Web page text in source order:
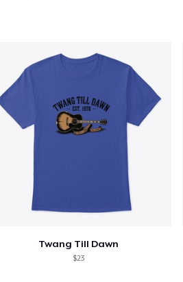
Twang Till Dawn
$23
Unisex Classic Crewneck Sweatshirt
Women's Classic Tee
US$ 21,90
Classic Long Sleeve Tee